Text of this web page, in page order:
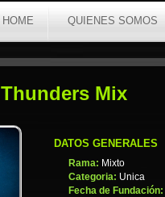
HOME QUIENES SOMOS
Thunders Mix
DATOS GENERALES
Rama: Mixto
Categoria: Unica
Fecha de Fundación: